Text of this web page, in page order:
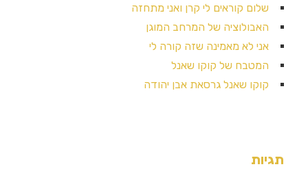
שלום קוראים לי קרן ואני מתחזה
האבולוציה של המרחב המוגן
אני לא מאמינה שזה קורה לי
המטבח של קוקו שאנל
קוקו שאנל גרסאת אבן יהודה
תגיות